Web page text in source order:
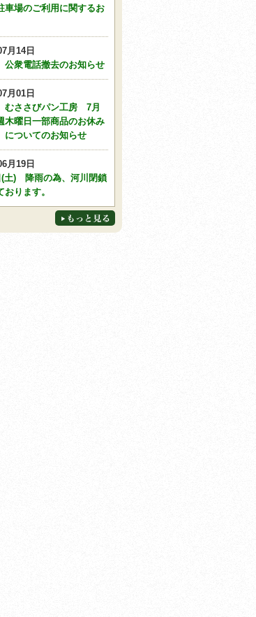
車場のご利用に関するお
月14日
公衆電話撤去のお知らせ
月01日
むささびパン工房 7月
木曜日一部商品のお休み
についてのお知らせ
月19日
(土) 降雨の為、河川閉鎖
おります。